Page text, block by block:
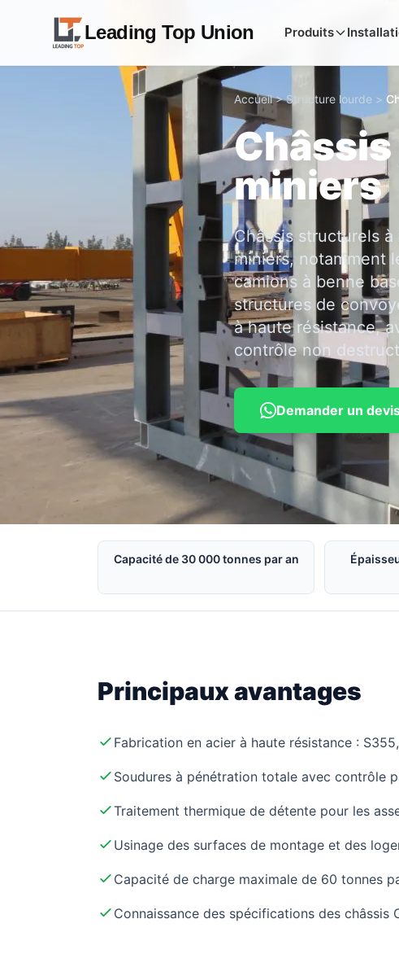
Leading Top Union Produits
Accueil>Structure lourde >
miniers
Châssis structurels
miniers, notamment
camions à benne
structures de
à haute résistance,
contrôle non
Demander un
Capacité de 30 000 tonnes par an
Principaux avantages
Fabrication en acier à haute résistance :
Soudures à pénétration totale avec contrôle
Traitement thermique de détente pour les
Usinage des surfaces de montage et des
Capacité de charge maximale de 60 tonnes
Connaissance des spécifications des châssis